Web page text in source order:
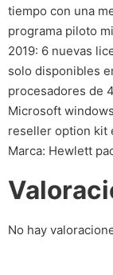
tiempo con una
programa piloto
2019: 6 nuevas
solo disponibles
procesadores de
Microsoft
reseller option kit
Marca: Hewlett
No hay